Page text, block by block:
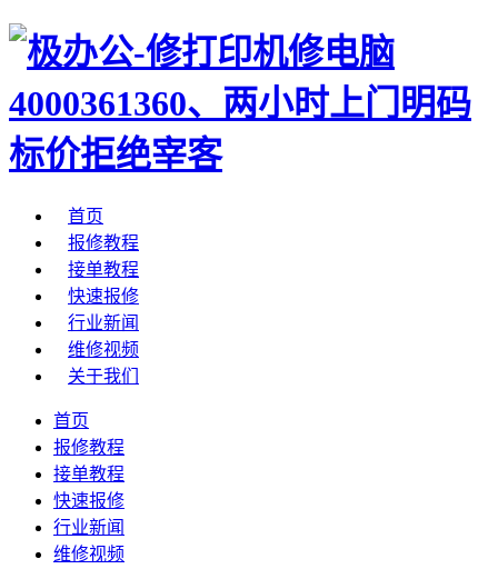
首页
报修教程
接单教程
快速报修
行业新闻
维修视频
关于我们
首页
报修教程
接单教程
快速报修
行业新闻
维修视频